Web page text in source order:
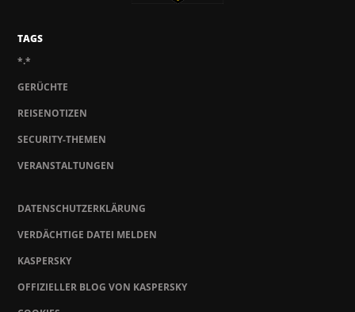
TAGS
*.*
GERÜCHTE
REISENOTIZEN
SECURITY-THEMEN
VERANSTALTUNGEN
DATENSCHUTZERKLÄRUNG
VERDÄCHTIGE DATEI MELDEN
KASPERSKY
OFFIZIELLER BLOG VON KASPERSKY